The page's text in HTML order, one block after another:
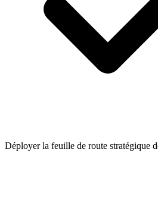
Déployer la feuille de route stratégique